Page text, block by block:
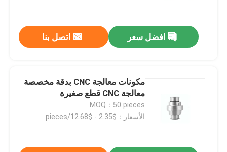
افضل سعر اتصل بنا
مكونات معالجة CNC بدقة مخصصة
معالجة CNC قطع صغيرة
MOQ：50 pieces
الأسعار：$2.35 - $12.68/pieces